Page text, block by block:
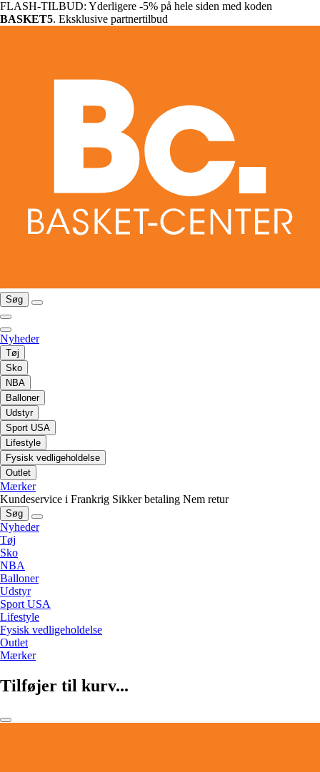
FLASH-TILBUD: Yderligere -5% på hele siden med koden
BASKET5. Eksklusive partnertilbud
Søg
Nyheder
Tøj
Sko
NBA
Balloner
Udstyr
Sport USA
Lifestyle
Fysisk vedligeholdelse
Outlet
Mærker
Kundeservice i Frankrig Sikker betaling Nem retur
Søg
Nyheder
Tøj
Sko
NBA
Balloner
Udstyr
Sport USA
Lifestyle
Fysisk vedligeholdelse
Outlet
Mærker
Tilføjer til kurv...